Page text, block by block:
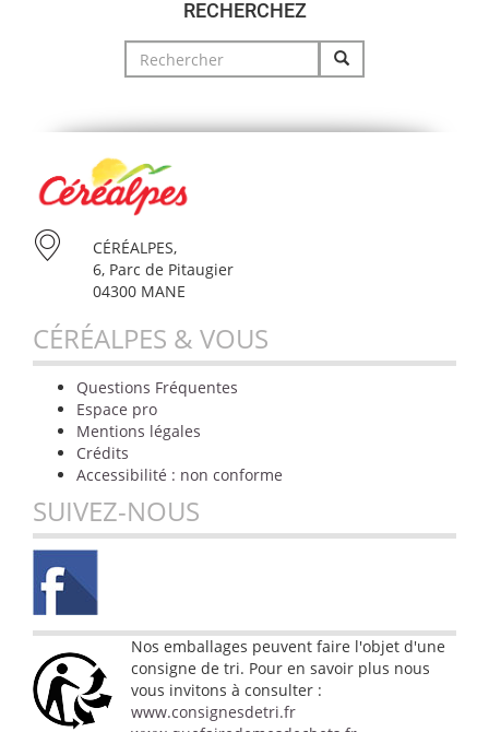
RECHERCHEZ
Search
for:
CÉRÉALPES,
6, Parc de Pitaugier
04300 MANE
CÉRÉALPES & VOUS
Questions Fréquentes
Espace pro
Mentions légales
Crédits
Accessibilité : non conforme
SUIVEZ-NOUS
Nos emballages peuvent faire l'objet d'une
consigne de tri. Pour en savoir plus nous
vous invitons à consulter :
www.consignesdetri.fr